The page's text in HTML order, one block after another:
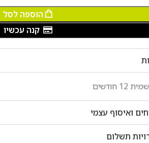
הוספה לסל
קנה עכשיו
חודשים
ואיסוף עצמי
תשלום